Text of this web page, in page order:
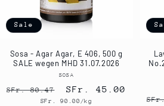
Sale
Sosa - Agar Agar, E 406, 500 g
SALE wegen MHD 31.07.2026
Anbieter:
SOSA
Normaler
SFr. 80.47 Verkaufspreis
SFr. 45.00
Grundpreis
SFr. 90.00/kg